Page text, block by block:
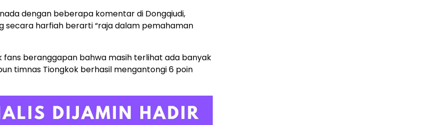
dengan beberapa komentar di Dongqiudi,
secara harfiah berarti “raja dalam pemahaman
fans beranggapan bahwa masih terlihat ada banyak
timnas Tiongkok berhasil mengantongi 6 poin